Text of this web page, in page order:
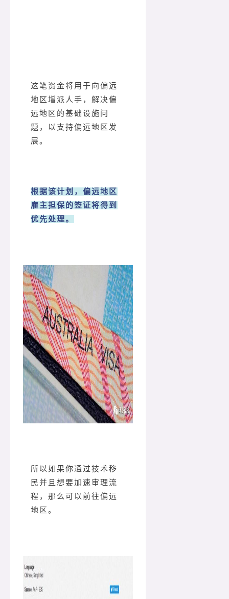
这笔资金将用于向偏远
地区增派人手，解决偏
远地区的基础设施问
题，以支持偏远地区发
展。
根据该计划，偏远地区
雇主担保的签证将得到
优先处理。
所以如果你通过技术移
民并且想要加速审理流
程，那么可以前往偏远
地区。